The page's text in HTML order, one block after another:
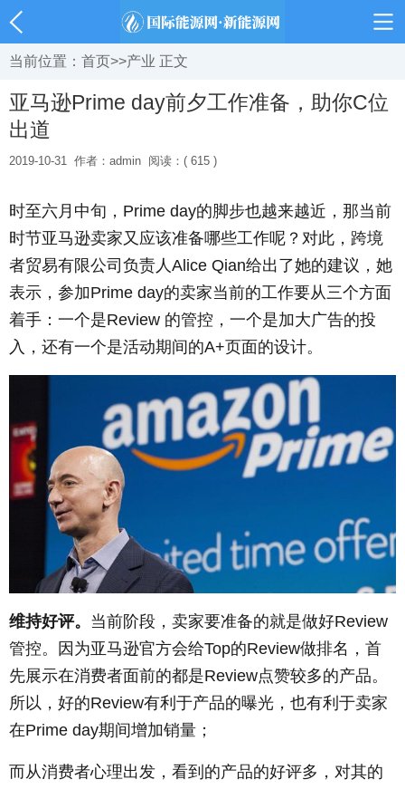
当前位置： 首页>>产业 正文
亚马逊Prime day前夕工作准备，助你C位
出道
2019-10-31 作者：admin 阅读：( 615 )
时至六月中旬，Prime day的脚步也越来越近，那当前
时节亚马逊卖家又应该准备哪些工作呢？对此，跨境
者贸易有限公司负责人Alice Qian给出了她的建议，她
表示，参加Prime day的卖家当前的工作要从三个方面
着手：一个是Review 的管控，一个是加大广告的投
入，还有一个是活动期间的A+页面的设计。
维持好评。 当前阶段，卖家要准备的就是做好Review
管控。因为亚马逊官方会给Top的Review做排名，首
先展示在消费者面前的都是Review点赞较多的产品。
所以，好的Review有利于产品的曝光，也有利于卖家
在Prime day期间增加销量；
而从消费者心理出发，看到的产品的好评多，对其的